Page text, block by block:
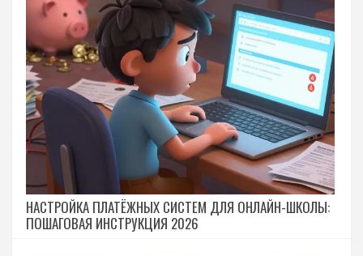
НАСТРОЙКА ПЛАТЁЖНЫХ СИСТЕМ ДЛЯ ОНЛАЙН-ШКОЛЫ:
ПОШАГОВАЯ ИНСТРУКЦИЯ 2026